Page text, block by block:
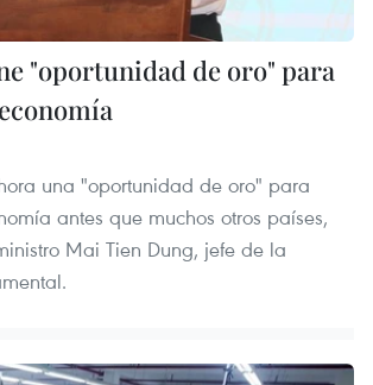
"oportunidad de oro" para
una "oportunidad de oro" para
antes que muchos otros países,
Mai Tien Dung, jefe de la